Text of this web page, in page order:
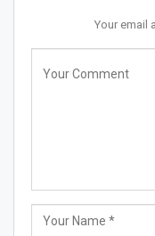
Your email